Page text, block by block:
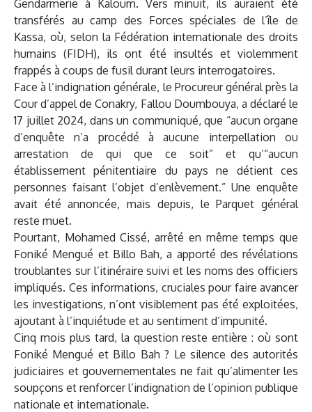
Gendarmerie à Kaloum. Vers minuit, ils auraient été
transférés au camp des Forces spéciales de l’île de
Kassa, où, selon la Fédération internationale des droits
humains (FIDH), ils ont été insultés et violemment
frappés à coups de fusil durant leurs interrogatoires.
Face à l’indignation générale, le Procureur général près la
Cour d’appel de Conakry, Fallou Doumbouya, a déclaré le
17 juillet 2024, dans un communiqué, que “aucun organe
d’enquête n’a procédé à aucune interpellation ou
arrestation de qui que ce soit” et qu’“aucun
établissement pénitentiaire du pays ne détient ces
personnes faisant l’objet d’enlèvement.” Une enquête
avait été annoncée, mais depuis, le Parquet général
reste muet.
Pourtant, Mohamed Cissé, arrêté en même temps que
Foniké Mengué et Billo Bah, a apporté des révélations
troublantes sur l’itinéraire suivi et les noms des officiers
impliqués. Ces informations, cruciales pour faire avancer
les investigations, n’ont visiblement pas été exploitées,
ajoutant à l’inquiétude et au sentiment d’impunité.
Cinq mois plus tard, la question reste entière : où sont
Foniké Mengué et Billo Bah ? Le silence des autorités
judiciaires et gouvernementales ne fait qu’alimenter les
soupçons et renforcer l’indignation de l’opinion publique
nationale et internationale.